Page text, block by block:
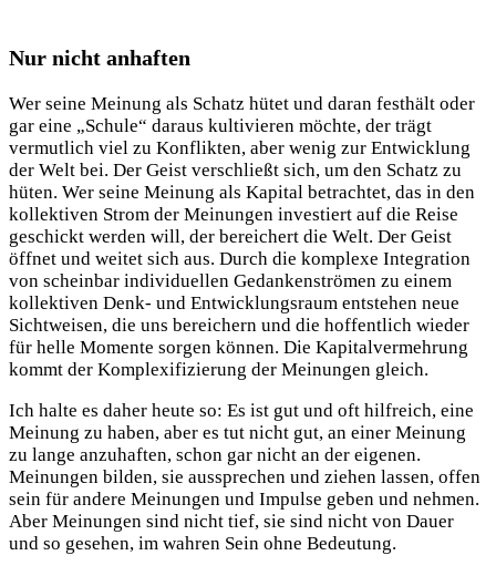
Nur nicht anhaften
Wer seine Meinung als Schatz hütet und daran festhält oder
gar eine „Schule“ daraus kultivieren möchte, der trägt
vermutlich viel zu Konflikten, aber wenig zur Entwicklung
der Welt bei. Der Geist verschließt sich, um den Schatz zu
hüten. Wer seine Meinung als Kapital betrachtet, das in den
kollektiven Strom der Meinungen investiert auf die Reise
geschickt werden will, der bereichert die Welt. Der Geist
öffnet und weitet sich aus. Durch die komplexe Integration
von scheinbar individuellen Gedankenströmen zu einem
kollektiven Denk- und Entwicklungsraum entstehen neue
Sichtweisen, die uns bereichern und die hoffentlich wieder
für helle Momente sorgen können. Die Kapitalvermehrung
kommt der Komplexifizierung der Meinungen gleich.
Ich halte es daher heute so: Es ist gut und oft hilfreich, eine
Meinung zu haben, aber es tut nicht gut, an einer Meinung
zu lange anzuhaften, schon gar nicht an der eigenen.
Meinungen bilden, sie aussprechen und ziehen lassen, offen
sein für andere Meinungen und Impulse geben und nehmen.
Aber Meinungen sind nicht tief, sie sind nicht von Dauer
und so gesehen, im wahren Sein ohne Bedeutung.